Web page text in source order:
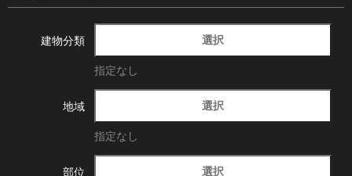
建物分類 選択
指定なし
地域 選択
指定なし
部位 選択